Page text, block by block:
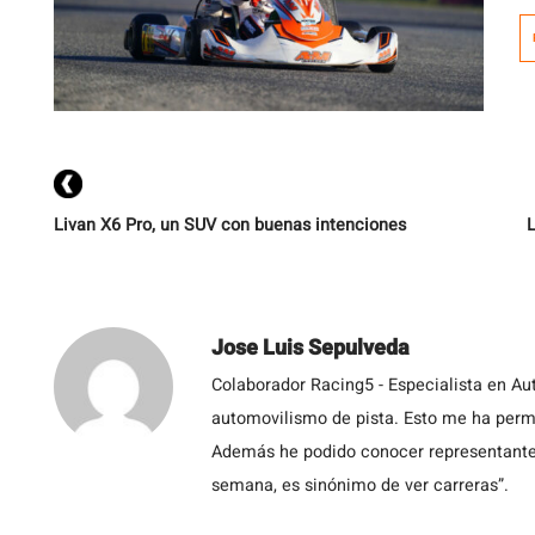
Livan X6 Pro, un SUV con buenas intenciones
Jose Luis Sepulveda
Colaborador Racing5 - Especialista en
automovilismo de pista. Esto me ha
Además he podido conocer
semana, es sinónimo de ver carreras”.